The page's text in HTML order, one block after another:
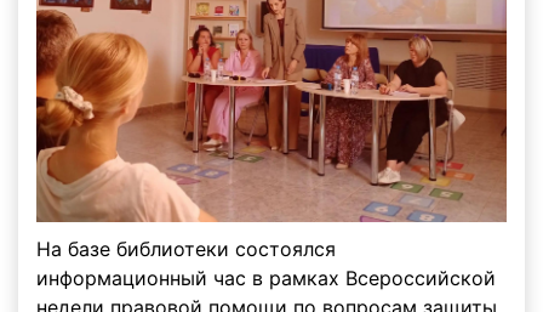
На базе библиотеки состоялся
информационный час в рамках Всероссийской